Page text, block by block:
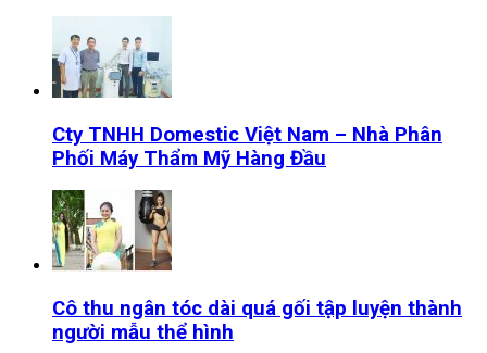
Cty TNHH Domestic Việt Nam – Nhà Phân
Phối Máy Thẩm Mỹ Hàng Đầu
Cô thu ngân tóc dài quá gối tập luyện thành
người mẫu thể hình